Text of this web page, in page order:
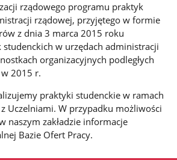
rządowego programu praktyk
rządowej, przyjętego w formie
z dnia 3 marca 2015 roku
studenckich w urzędach administracji
organizacyjnych podległych
2015 r.
praktyki studenckie w ramach
Uczelniami. W przypadku możliwości
naszym zakładzie informacje
Bazie Ofert Pracy.